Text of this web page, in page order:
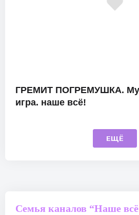
ГРЕМИТ ПОГРЕМУШКА.
игра. наше всё!
ЕЩЁ
Семья каналов “Наше